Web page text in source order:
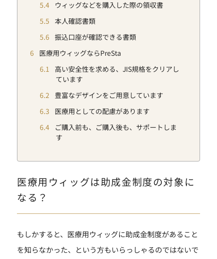
5.4
ウィッグなどを購入した際の領収書
5.5 本人確認書類
5.6 振込口座が確認できる書類
6 医療用ウィッグならPreSta
6.1
高い安全性を求める、JIS規格をクリアし
ています
6.2
豊富なデザインをご用意しています
6.3
医療用としての配慮があります
6.4
ご購入前も、ご購入後も、サポートしま
す
医療用ウィッグは助成金制度の対象に
なる？
もしかすると、医療用ウィッグに助成金制度があること
を知らなかった、という方もいらっしゃるのではないで